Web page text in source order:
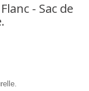
- Sac de